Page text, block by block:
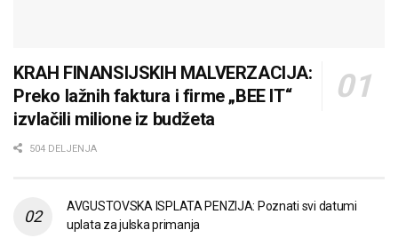
KRAH FINANSIJSKIH MALVERZACIJA:
Preko lažnih faktura i firme „BEE IT“
izvlačili milione iz budžeta
504 DELJENJA
AVGUSTOVSKA ISPLATA PENZIJA: Poznati svi datumi
uplata za julska primanja